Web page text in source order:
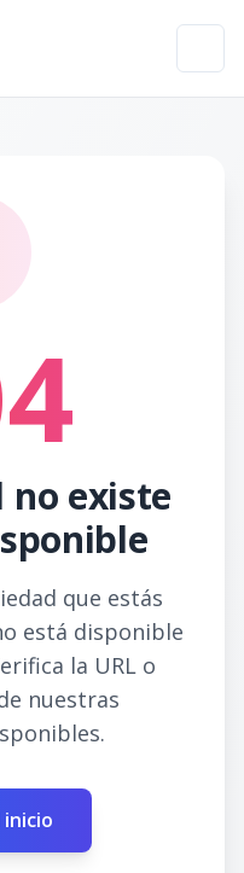
no existe
que estás
está disponible
la URL o
nuestras